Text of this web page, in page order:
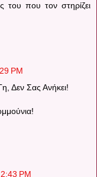
του που τον στηρίζει
PM
Δεν Σας Ανήκει!
PM